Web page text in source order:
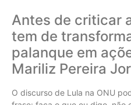
Antes de criticar
tem de
palanque em
Mariliz Pereira
O discurso de Lula na ONU